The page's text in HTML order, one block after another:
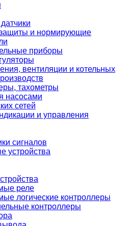
и нормирующие
приборы
вентиляции и котельных
тахометры
насосами
сетей
и управления
сигналов
устройства
реле
логические контроллеры
контроллеры